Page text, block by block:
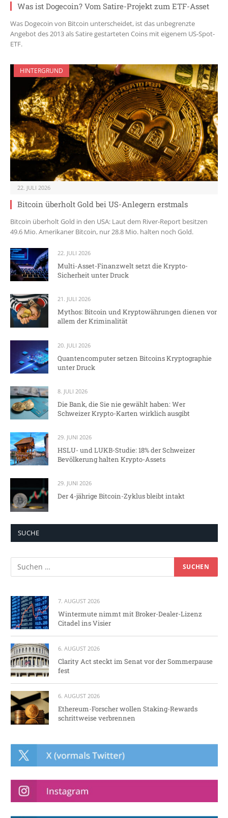
Was ist Dogecoin? Vom Satire-Projekt zum ETF-Asset
Was Dogecoin von Bitcoin unterscheidet, ist das unbegrenzte
Angebot des 2013 als Satire gestarteten Coins mit eigenem US-Spot-
ETF.
HINTERGRUND
22. JULI 2026
Bitcoin überholt Gold bei US-Anlegern erstmals
Bitcoin überholt Gold in den USA: Laut dem River-Report besitzen
49.6 Mio. Amerikaner Bitcoin, nur 28.8 Mio. halten noch Gold.
22. JULI 2026
Multi-Asset-Finanzwelt setzt die Krypto-
Sicherheit unter Druck
21. JULI 2026
Mythos: Bitcoin und Kryptowährungen dienen vor
allem der Kriminalität
20. JULI 2026
Quantencomputer setzen Bitcoins Kryptographie
unter Druck
8. JULI 2026
Die Bank, die Sie nie gewählt haben: Wer
Schweizer Krypto-Karten wirklich ausgibt
29. JUNI 2026
HSLU- und LUKB-Studie: 18% der Schweizer
Bevölkerung halten Krypto-Assets
29. JUNI 2026
Der 4-jährige Bitcoin-Zyklus bleibt intakt
SUCHE
7. AUGUST 2026
Wintermute nimmt mit Broker-Dealer-Lizenz
Citadel ins Visier
6. AUGUST 2026
Clarity Act steckt im Senat vor der Sommerpause
fest
6. AUGUST 2026
Ethereum-Forscher wollen Staking-Rewards
schrittweise verbrennen